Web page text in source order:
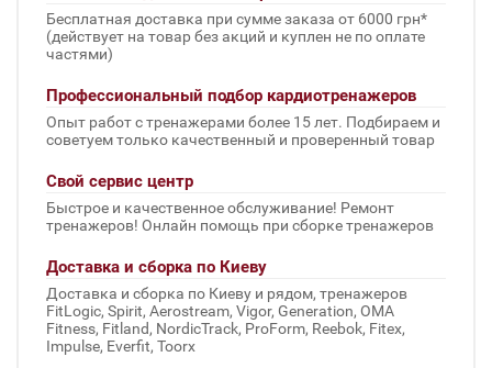
Бесплатная доставка при сумме заказа от 6000 грн*
(действует на товар без акций и куплен не по оплате
частями)
Профессиональный подбор кардиотренажеров
Опыт работ с тренажерами более 15 лет. Подбираем и
советуем только качественный и проверенный товар
Свой сервис центр
Быстрое и качественное обслуживание! Ремонт
тренажеров! Онлайн помощь при сборке тренажеров
Доставка и сборка по Киеву
Доставка и сборка по Киеву и рядом, тренажеров
FitLogic, Spirit, Aerostream, Vigor, Generation, OMA
Fitness, Fitland, NordicTrack, ProForm, Reebok, Fitex,
Impulse, Everfit, Toorx